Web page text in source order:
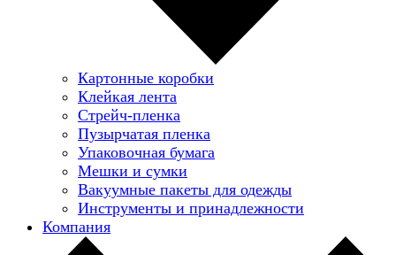
Картонные коробки
Клейкая лента
Стрейч-пленка
Пузырчатая пленка
Упаковочная бумага
Мешки и сумки
Вакуумные пакеты для одежды
Инструменты и принадлежности
Компания